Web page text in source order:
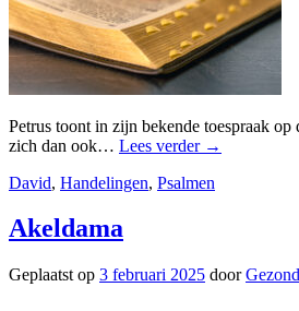
Petrus toont in zijn bekende toespraak
zich dan ook… Lees verder →
David, Handelingen, Psalmen
Akeldama
Geplaatst op 3 februari 2025 door